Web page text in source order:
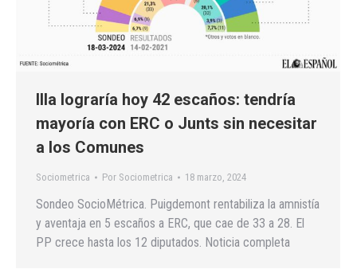
Illa lograría hoy 42 escaños: tendría
mayoría con ERC o Junts sin necesitar
a los Comunes
Sociometrica Por Sociometrica 18 marzo, 2024
Sondeo SocioMétrica. Puigdemont rentabiliza la amnistía
y aventaja en 5 escaños a ERC, que cae de 33 a 28. El
PP crece hasta los 12 diputados. Noticia completa